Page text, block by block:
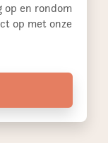
op en rondom
op met onze